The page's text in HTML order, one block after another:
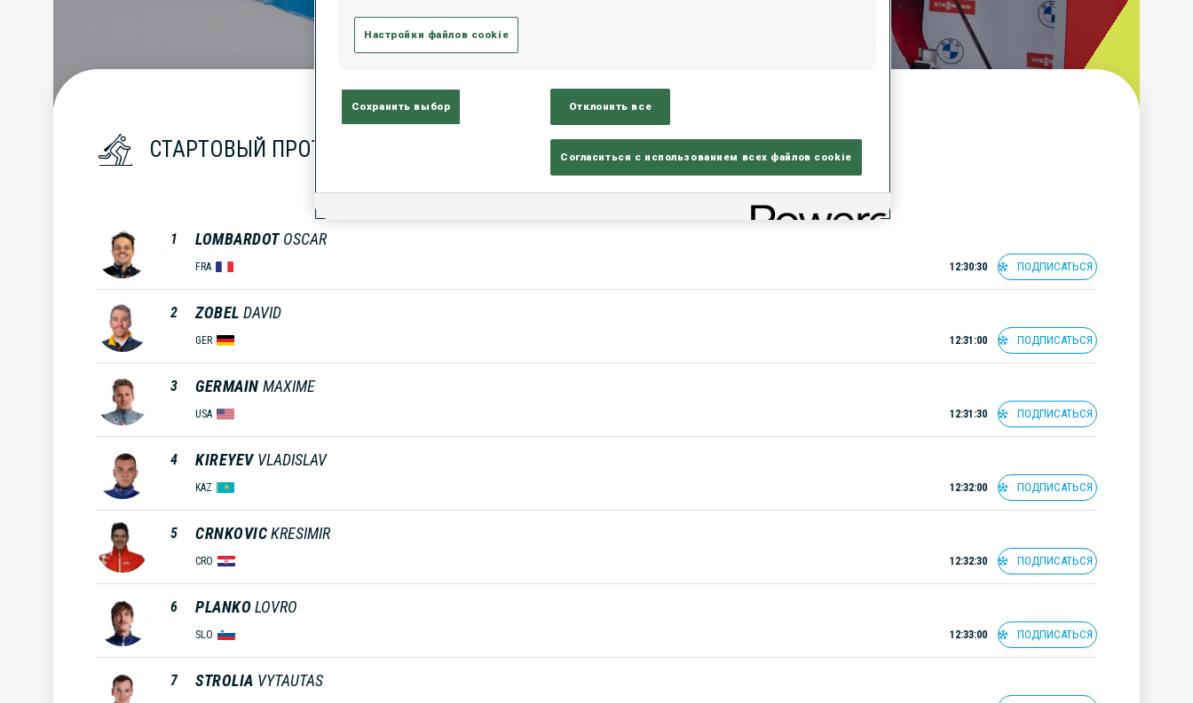
СТАРТОВЫЙ ПРОТОКОЛ
1 LOMBARDOT OSCAR
FRA 12:30:30 ПОДПИСАТЬСЯ
2 ZOBEL DAVID
GER 12:31:00 ПОДПИСАТЬСЯ
3 GERMAIN MAXIME
USA 12:31:30 ПОДПИСАТЬСЯ
4 KIREYEV VLADISLAV
KAZ 12:32:00 ПОДПИСАТЬСЯ
5 CRNKOVICKRESIMIR
CRO 12:32:30 ПОДПИСАТЬСЯ
6 PLANKO LOVRO
SLO 12:33:00 ПОДПИСАТЬСЯ
7 STROLIA VYTAUTAS
Настройки файлов cookie
Сохранить выбор Отклонить все
Согласиться с использованием всех файлов cookie